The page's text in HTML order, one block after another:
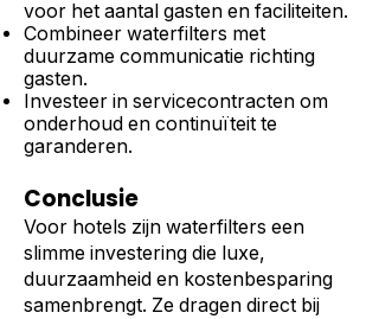
voor het aantal gasten en faciliteiten.
Combineer waterfilters met
duurzame communicatie richting
gasten.
Investeer in servicecontracten om
onderhoud en continuïteit te
garanderen.
Conclusie
Voor hotels zijn waterfilters een
slimme investering die luxe,
duurzaamheid en kostenbesparing
samenbrengt. Ze dragen direct bij